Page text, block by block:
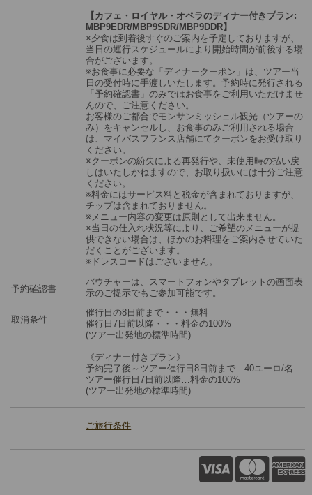
【カフェ・ロイヤル・オペラのディナー付きプラン:
MBP9EDR/MBP9SDR/MBP9DDR】
※夕食は到着後すぐのご案内を予定しておりますが、
当日の運行スケジュールにより開始時間が前後する場
合がございます。
※お食事に必要な「ディナークーポン」は、ツアー当
日の受付時に手渡しいたします。予約時に発行される
「予約確認書」のみではお食事をご利用いただけませ
んので、ご注意ください。
お客様のご都合でモンサンミッシェル観光（ツアーの
み）をキャンセルし、お食事のみご利用される場合
は、マイバスフランス店舗にてクーポンをお受け取り
ください。
※クーポンの紛失による再発行や、未使用時の払い戻
しはいたしかねますので、お取り扱いには十分ご注意
ください。
※料金にはサービス料と税金が含まれておりますが、
チップは含まれておりません。
※メニュー内容の変更は原則として出来ません。
※当日の仕入れ状況等により、ご希望のメニューが提
供できない場合は、ほかのお料理をご案内させていた
だくことがございます。
※ドレスコードはございません。
予約確認書
バウチャーは、スマートフォンやタブレットの画面表
示のご提示でもご参加可能です。
取消条件
催行日の8日前まで・・・無料
催行日7日前以降・・・料金の100%
(ツアー出発地の標準時間)
《ディナー付きプラン》
予約完了後～ツアー催行日8日前まで…40ユーロ/名
ツアー催行日7日前以降…料金の100%
(ツアー出発地の標準時間)
ご旅行条件